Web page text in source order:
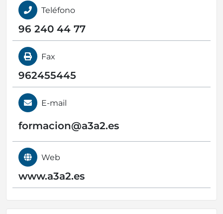
Teléfono
96 240 44 77
Fax
962455445
E-mail
formacion@a3a2.es
Web
www.a3a2.es